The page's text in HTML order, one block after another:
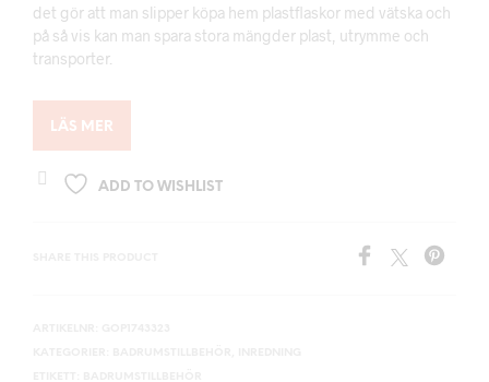
det gör att man slipper köpa hem plastflaskor med vätska och
på så vis kan man spara stora mängder plast, utrymme och
transporter.
LÄS MER
ADD TO WISHLIST